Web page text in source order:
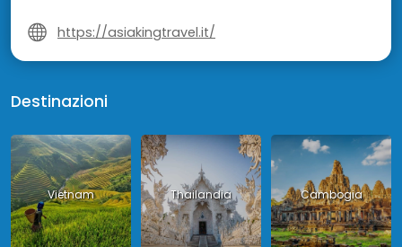
https://asiakingtravel.it/
Destinazioni
Vietnam Thailandia Cambogia